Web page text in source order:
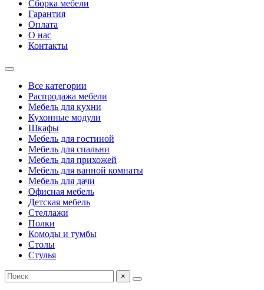
Сборка мебели
Гарантия
Оплата
О нас
Контакты
Все категории
Распродажа мебели
Мебель для кухни
Кухонные модули
Шкафы
Мебель для гостиной
Мебель для спальни
Мебель для прихожей
Мебель для ванной комнаты
Мебель для дачи
Офисная мебель
Детская мебель
Стеллажи
Полки
Комоды и тумбы
Столы
Стулья
×